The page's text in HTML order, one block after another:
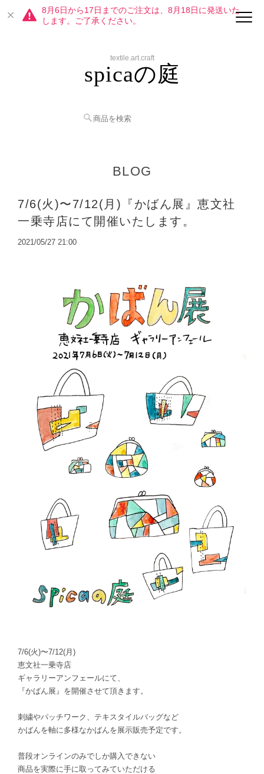
8月6日から17日までのご注文は、8月18日に発送いた
します。ご了承ください。
textile.art.craft
spicaの庭
BLOG
7/6(火)〜7/12(月)『かばん展』恵文社
一乗寺店にて開催いたします。
2021/05/27 21:00
7/6(火)〜7/12(月)
恵文社一乗寺店
ギャラリーアンフェールにて、
『かばん展』を開催させて頂きます。
刺繍やパッチワーク、テキスタイルバッグなど
かばんを軸に多様なかばんを展示販売予定です。
普段オンラインのみでしか購入できない
商品を実際に手に取ってみていただける